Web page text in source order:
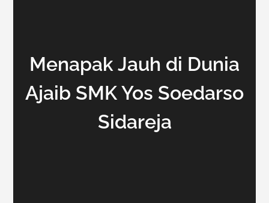
Menapak Jauh di Dunia
Ajaib SMK Yos Soedarso
Sidareja